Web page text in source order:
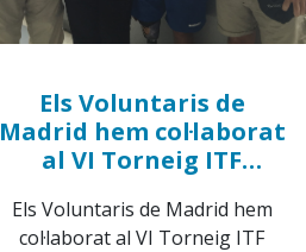
Els Voluntaris de
Madrid hem col·laborat
al VI Torneig ITF
Els Voluntaris de Madrid hem
col·laborat al VI Torneig ITF